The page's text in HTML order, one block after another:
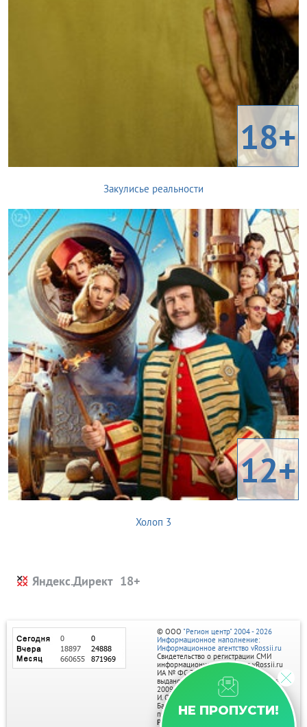
18+
Закулисье реальности
12+
Холоп 3
Яндекс.Директ
НЕ ПРОПУСТИ!
© ООО "Регион центр" 2004 - 2026
Информационное наполнение:
Информационное агентство vRossii.ru
Свидетельство о регистрации СМИ
информационного агентства vRossii.ru
ИА № ФС 77‑35502
выдано РОСКОМНАДЗОРом 04 марта
2009г.
И. О. Главного редактора Нарыков А. Н.
Баннеры на портале размещаются на
правах рекламы.
Реклама на портале: